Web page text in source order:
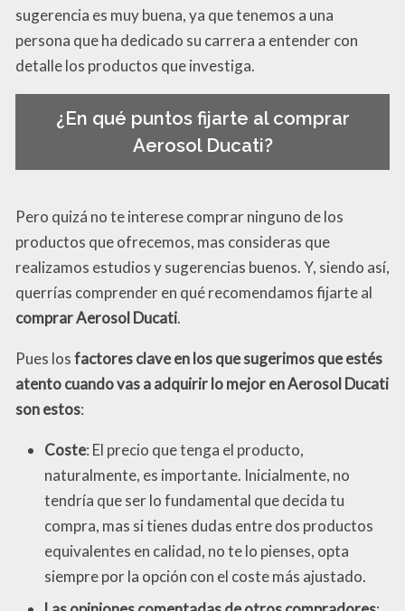
sugerencia es muy buena, ya que tenemos a una
persona que ha dedicado su carrera a entender con
detalle los productos que investiga.
¿En qué puntos fijarte al comprar
Aerosol Ducati?
Pero quizá no te interese comprar ninguno de los
productos que ofrecemos, mas consideras que
realizamos estudios y sugerencias buenos. Y, siendo así,
querrías comprender en qué recomendamos fijarte al
comprar Aerosol Ducati.
Pues losfactores clave en los que sugerimos que estés
atento cuando vas a adquirir lo mejor en Aerosol Ducati
son estos:
Coste: El precio que tenga el producto,
naturalmente, es importante. Inicialmente, no
tendría que ser lo fundamental que decida tu
compra, mas si tienes dudas entre dos productos
equivalentes en calidad, no te lo pienses, opta
siempre por la opción con el coste más ajustado.